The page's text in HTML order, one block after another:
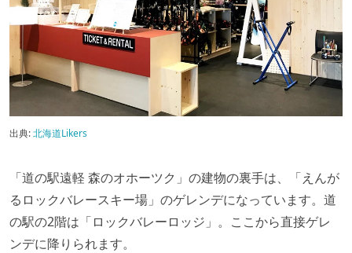
出典:北海道Likers
「道の駅遠軽 森のオホーツク」の建物の裏手は、「えんが
るロックバレースキー場」のゲレンデになっています。道
の駅の2階は「ロックバレーロッジ」。ここから直接ゲレ
ンデに降りられます。